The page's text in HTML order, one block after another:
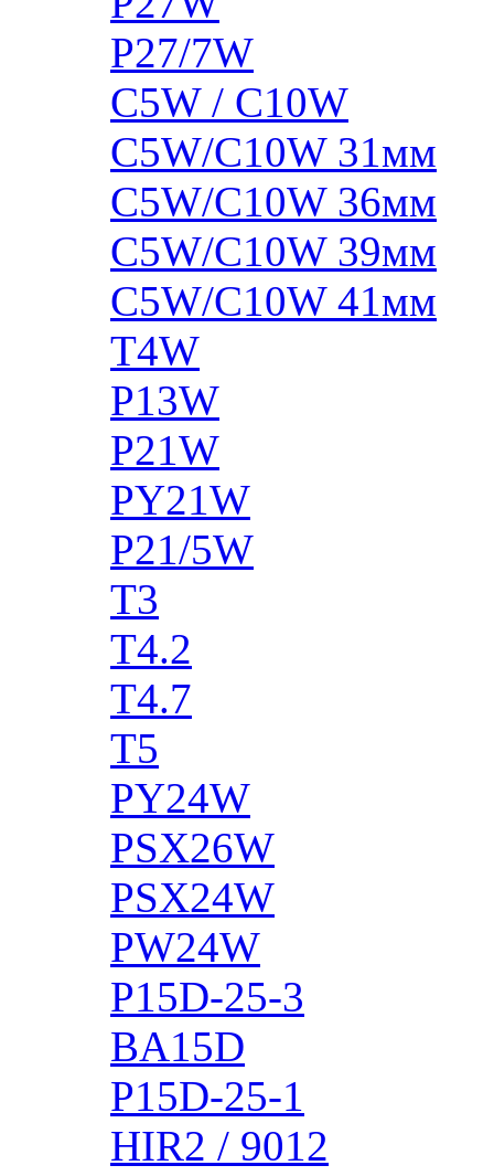
P27/7W
C5W / C10W
C5W/C10W 31мм
C5W/C10W 36мм
C5W/C10W 39мм
C5W/C10W 41мм
T4W
P13W
P21W
PY21W
P21/5W
T3
T4.2
T4.7
T5
PY24W
PSX26W
PSX24W
PW24W
P15D-25-3
BA15D
P15D-25-1
HIR2 / 9012